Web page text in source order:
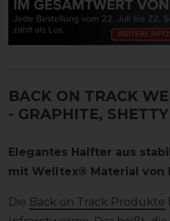
BACK ON TRACK
- GRAPHITE, SHETTY
Elegantes Halfter aus
mit Welltex® Material von
Die Back on Track Produkte